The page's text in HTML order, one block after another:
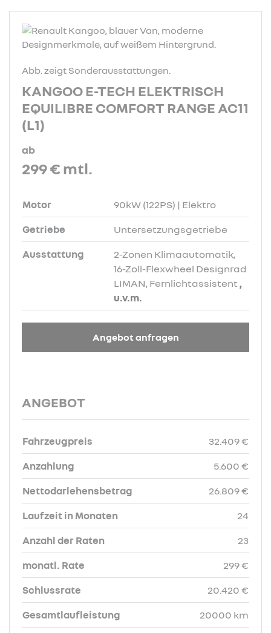
Abb. zeigt Sonderausstattungen.
KANGOO E-TECH ELEKTRISCH
EQUILIBRE COMFORT RANGE AC11
(L1)
ab
299 €mtl.
Motor 90kW (122PS) | Elektro
Getriebe Untersetzungsgetriebe
Ausstattung
2-Zonen Klimaautomatik,
16-Zoll-Flexwheel Designrad
LIMAN, Fernlichtassistent ,
u.v.m.
Angebot anfragen
ANGEBOT
Fahrzeugpreis 32.409 €
Anzahlung 5.600 €
Nettodarlehensbetrag 26.809 €
Laufzeit in Monaten 24
Anzahl der Raten 23
monatl. Rate 299 €
Schlussrate 20.420 €
Gesamtlaufleistung 20000 km